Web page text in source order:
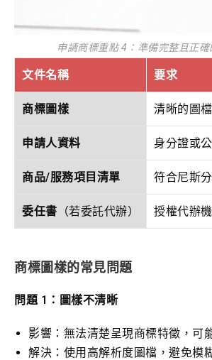
申請商標重點 4：準備完整且正
文件名稱 要求
商標圖樣 清晰的圖
申請人資料 身分證或
商品/服務項目清單 符合尼斯
委任書 （若委託代辦） 授權代辦
商標圖樣的常見問題
問題 1：圖樣不清晰
影響：無法清楚呈現商標特徵，可
解決：使用高解析度圖檔，避免模